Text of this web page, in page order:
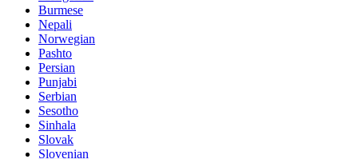
Burmese
Nepali
Norwegian
Pashto
Persian
Punjabi
Serbian
Sesotho
Sinhala
Slovak
Slovenian